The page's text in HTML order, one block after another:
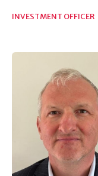
INVESTMENT OFFICER